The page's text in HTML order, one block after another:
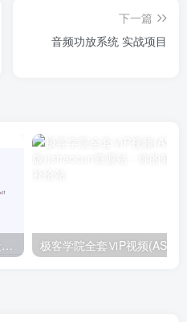
下一篇
音频功放系统 实战项目
【每天都会更新】最新付费社群公众号文章 极客学院全套ⅥP视频(AS版)